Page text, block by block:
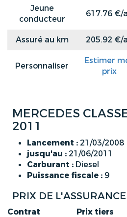
Jeune
conducteur
617.76 €/
Assuré au km
205.92 €/
Personnaliser
Estimer
prix
MERCEDES
2011
Lancement : 21/03/2008
jusqu'au : 21/06/2011
Carburant : Diesel
Puissance fiscale : 9
PRIX DE
Contrat Prix tiers